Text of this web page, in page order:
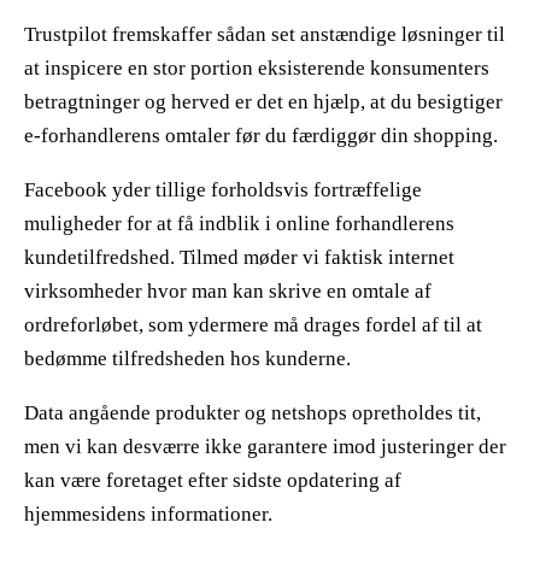
Trustpilot fremskaffer sådan set anstændige løsninger til
at inspicere en stor portion eksisterende konsumenters
betragtninger og herved er det en hjælp, at du besigtiger
e-forhandlerens omtaler før du færdiggør din shopping.
Facebook yder tillige forholdsvis fortræffelige
muligheder for at få indblik i online forhandlerens
kundetilfredshed. Tilmed møder vi faktisk internet
virksomheder hvor man kan skrive en omtale af
ordreforløbet, som ydermere må drages fordel af til at
bedømme tilfredsheden hos kunderne.
Data angående produkter og netshops opretholdes tit,
men vi kan desværre ikke garantere imod justeringer der
kan være foretaget efter sidste opdatering af
hjemmesidens informationer.